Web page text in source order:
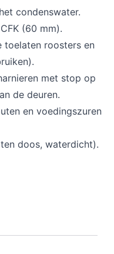
condenswater.
(60 mm).
toelaten roosters en
met stop op
de deuren.
en voedingszuren
doos, waterdicht).